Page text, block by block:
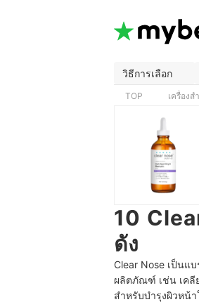
วิธีการเลือก
TOP เครื่อง
10
ดัง
Clear Nose เป็นแ
ผลิตภัณฑ์ เช่น เคลี
สำหรับบำรุงผิวหน้